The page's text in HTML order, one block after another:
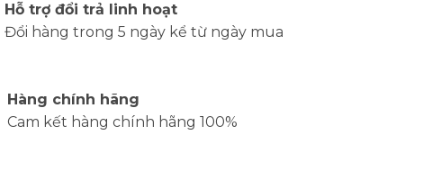
Hỗ trợ đổi trả linh hoạt
Đổi hàng trong 5 ngày kể từ ngày mua
Hàng chính hãng
Cam kết hàng chính hãng 100%